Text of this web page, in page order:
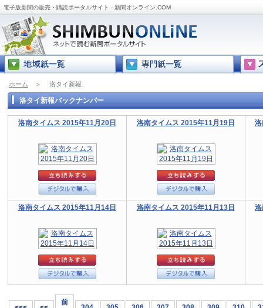
電子版新聞の販売・購読ポータルサイト - 新聞オンライン.COM
ホーム ＞ 洛タイ新報
洛タイ新報バックナンバー
洛南タイムス 2015年11月20日 洛南タイムス 2015年11月19日
洛南タイムス 2015年11月14日 洛南タイムス 2015年11月13日
前